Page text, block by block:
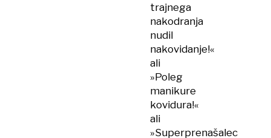
trajnega
nakodranja
nudil
nakovidanje!«
ali
»Poleg
manikure
kovidura!«
ali
»Superprenašalec